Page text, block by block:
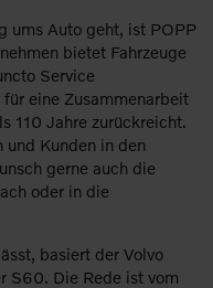
ums Auto geht, ist POPP
bietet Fahrzeuge
Service
eine Zusammenarbeit
110 Jahre zurückreicht.
und Kunden in den
gerne auch die
oder in die
basiert der Volvo
S60. Die Rede ist vom